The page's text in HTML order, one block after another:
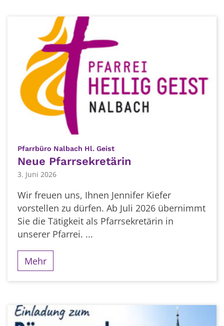
Pfarrbüro Nalbach Hl. Geist:
Neue Pfarrsekretärin
3. Juni 2026
Wir freuen uns, Ihnen Jennifer Kiefer
vorstellen zu dürfen. Ab Juli 2026 übernimmt
Sie die Tätigkeit als Pfarrsekretärin in
unserer Pfarrei. ...
Mehr